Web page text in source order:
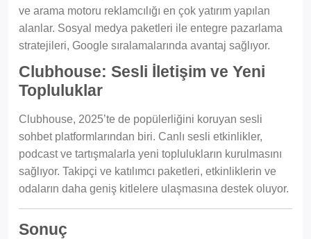
ve arama motoru reklamcılığı en çok yatırım yapılan
alanlar. Sosyal medya paketleri ile entegre pazarlama
stratejileri, Google sıralamalarında avantaj sağlıyor.
Clubhouse: Sesli İletişim ve Yeni
Topluluklar
Clubhouse, 2025’te de popülerliğini koruyan sesli
sohbet platformlarından biri. Canlı sesli etkinlikler,
podcast ve tartışmalarla yeni toplulukların kurulmasını
sağlıyor. Takipçi ve katılımcı paketleri, etkinliklerin ve
odaların daha geniş kitlelere ulaşmasına destek oluyor.
Sonuç